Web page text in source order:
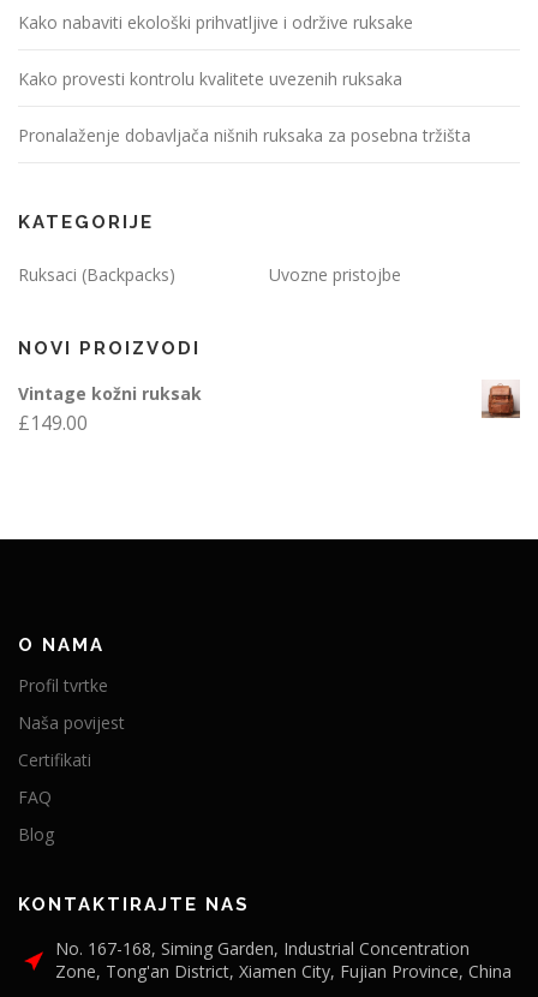
Kako nabaviti ekološki prihvatljive i održive ruksake
Kako provesti kontrolu kvalitete uvezenih ruksaka
Pronalaženje dobavljača nišnih ruksaka za posebna tržišta
KATEGORIJE
Ruksaci (Backpacks) Uvozne pristojbe
NOVI PROIZVODI
Vintage kožni ruksak
£149.00
O NAMA
Profil tvrtke
Naša povijest
Certifikati
FAQ
Blog
KONTAKTIRAJTE NAS
No. 167-168, Siming Garden, Industrial Concentration
Zone, Tong'an District, Xiamen City, Fujian Province, China